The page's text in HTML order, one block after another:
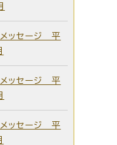
ッセージ 平
ッセージ 平
ッセージ 平